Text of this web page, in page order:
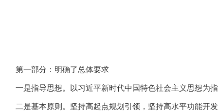
第一部分：明确了总体要求
一是指导思想。以习近平新时代中国特色社会主义思想为
二是基本原则。坚持高起点规划引领，坚持高水平功能开